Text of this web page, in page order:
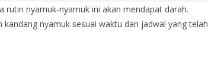
rutin nyamuk-nyamuk ini akan mendapat darah.
nyamuk sesuai waktu dan jadwal yang telah